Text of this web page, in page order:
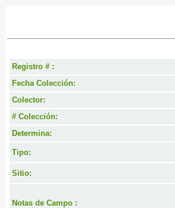
Registro # :
Fecha Colección:
Colector:
# Colección:
Determina:
Tipo:
Sitio:
Notas de Campo :